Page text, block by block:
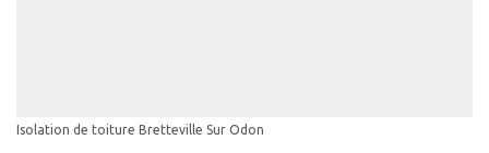
Isolation de toiture Bretteville Sur Odon